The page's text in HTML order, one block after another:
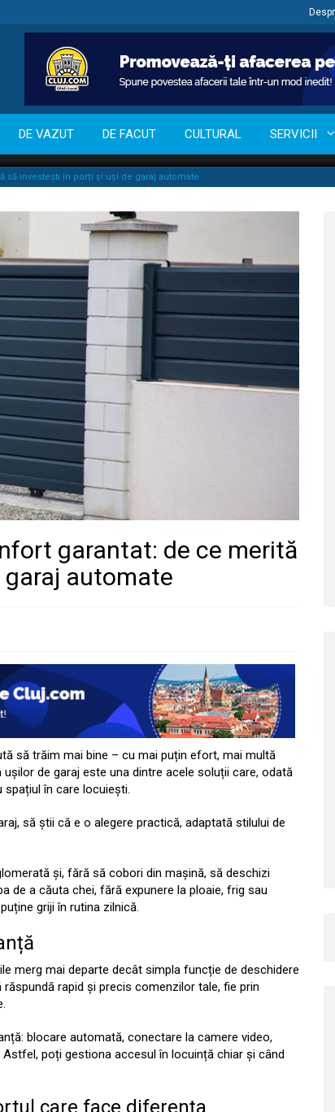
DE VAZUT DE FACUT CULTURAL SERVICII
să investești în porți și uși de garaj automate
garantat: de ce merită
automate
să trăim mai bine – cu mai puțin efort, mai multă
de garaj este una dintre acele soluții care, odată
în care locuiești.
să știi că e o alegere practică, adaptată stilului de
și, fără să cobori din mașină, să deschizi
de a căuta chei, fără expunere la ploaie, frig sau
griji în rutina zilnică.
merg mai departe decât simpla funcție de deschidere
rapid și precis comenzilor tale, fie prin
blocare automată, conectare la camere video,
poți gestiona accesul în locuință chiar și când